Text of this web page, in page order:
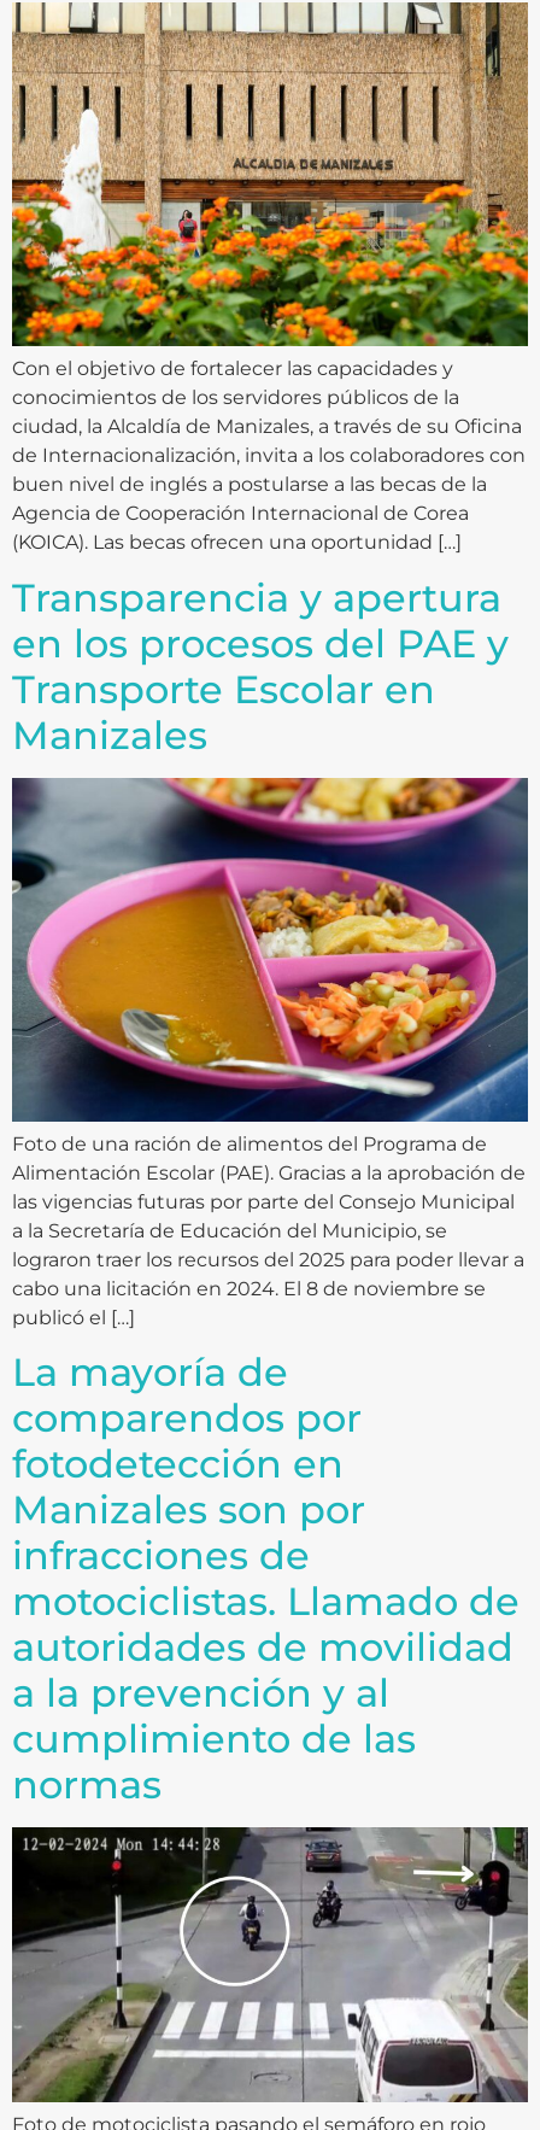
Con el objetivo de fortalecer las capacidades y
conocimientos de los servidores públicos de la
ciudad, la Alcaldía de Manizales, a través de su Oficina
de Internacionalización, invita a los colaboradores con
buen nivel de inglés a postularse a las becas de la
Agencia de Cooperación Internacional de Corea
(KOICA). Las becas ofrecen una oportunidad […]
Transparencia y apertura
en los procesos del PAE y
Transporte Escolar en
Manizales
Foto de una ración de alimentos del Programa de
Alimentación Escolar (PAE). Gracias a la aprobación de
las vigencias futuras por parte del Consejo Municipal
a la Secretaría de Educación del Municipio, se
lograron traer los recursos del 2025 para poder llevar a
cabo una licitación en 2024. El 8 de noviembre se
publicó el […]
La mayoría de
comparendos por
fotodetección en
Manizales son por
infracciones de
motociclistas. Llamado de
autoridades de movilidad
a la prevención y al
cumplimiento de las
normas
Foto de motociclista pasando el semáforo en rojo